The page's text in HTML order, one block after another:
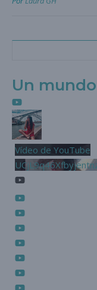
Un
Vídeo de YouTube